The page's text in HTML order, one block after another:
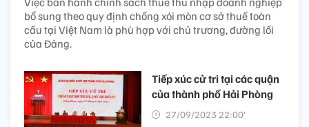
bổ sung theo quy định chống xói mòn cơ sở thuế toàn
cầu tại Việt Nam là phù hợp với chủ trương, đường lối
của Đảng.
Tiếp xúc cử tri tại các quận
của thành phố Hải Phòng
27/09/2023 22:00’